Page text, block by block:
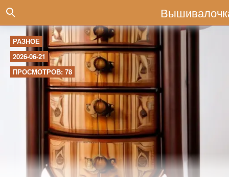
РАЗНОЕ
2026-06-21
ПРОСМОТРОВ: 78